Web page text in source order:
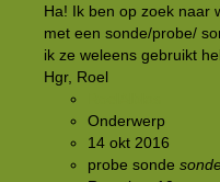
Ha! Ik ben op zoek naar
met een sonde/probe/
ik ze weleens gebruikt
Hgr, Roel
Onderwerp
14 okt 2016
probe sonde